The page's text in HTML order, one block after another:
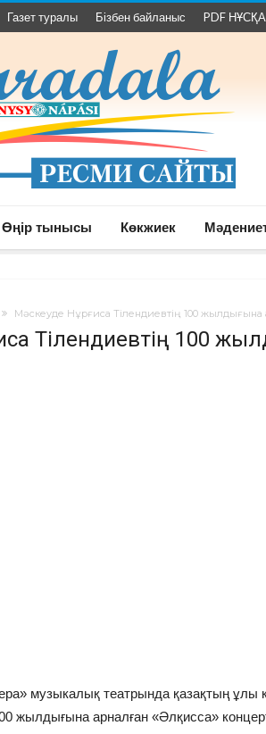
Газет туралы Бізбен байланыс PDF НҰСҚА
Өңір тынысы Көкжиек
Мәскеуде Нұрғиса Тілендиевтің 100 жылдығына
Тілендиевтің 100
музыкалық театрында қазақтың ұлы
жылдығына арналған «Әлқисса»